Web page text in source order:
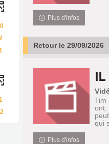
Plus d'infos
Retour le 29/09/2026
IL
Tim
ont,
qui
Plus d'infos